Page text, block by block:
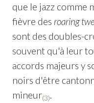
que le jazz comme
fièvre des roaring
sont des doubles-
souvent qu'à leur
accords majeurs y
noirs d'être
mineur(3).